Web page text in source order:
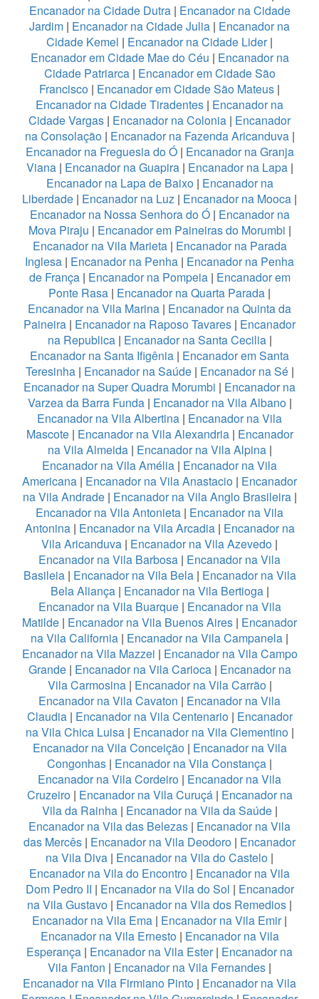
Encanador na Cidade Dutra | Encanador na Cidade
Jardim | Encanador na Cidade Julia | Encanador na
Cidade Kemel | Encanador na Cidade Lider|
Encanador em Cidade Mae do Céu | Encanador na
Cidade Patriarca| Encanador em Cidade São
Francisco | Encanador em Cidade São Mateus |
Encanador na Cidade Tiradentes | Encanador na
Cidade Vargas | Encanador na Colonia | Encanador
na Consolação | Encanador na Fazenda Aricanduva|
Encanador na Freguesia do Ó| Encanador na Granja
Viana| Encanador na Guapira| Encanador na Lapa|
Encanador na Lapa de Baixo | Encanador na
Liberdade | Encanador na Luz | Encanador na Mooca |
Encanador na Nossa Senhora do Ó| Encanador na
Mova Piraju | Encanador em Paineiras do Morumbi |
Encanador na Vila Marieta| Encanador na Parada
Inglesa | Encanador na Penha | Encanador na Penha
de França | Encanador na Pompeia| Encanador em
Ponte Rasa | Encanador na Quarta Parada |
Encanador na Vila Marina | Encanador na Quinta da
Paineira | Encanador na Raposo Tavares | Encanador
na Republica| Encanador na Santa Cecilia|
Encanador na Santa Ifigênia | Encanador em Santa
Teresinha| Encanador na Saúde| Encanador na Sé|
Encanador na Super Quadra Morumbi | Encanador na
Varzea da Barra Funda| Encanador na Vila Albano|
Encanador na Vila Albertina | Encanador na Vila
Mascote| Encanador na Vila Alexandria| Encanador
na Vila Almeida | Encanador na Vila Alpina |
Encanador na Vila Amélia | Encanador na Vila
Americana | Encanador na Vila Anastacio | Encanador
na Vila Andrade| Encanador na Vila Anglo Brasileira|
Encanador na Vila Antonieta | Encanador na Vila
Antonina| Encanador na Vila Arcadia | Encanador na
Vila Aricanduva | Encanador na Vila Azevedo |
Encanador na Vila Barbosa | Encanador na Vila
Basileia| Encanador na Vila Bela| Encanador na Vila
Bela Aliança| Encanador na Vila Bertioga|
Encanador na Vila Buarque| Encanador na Vila
Matilde | Encanador na Vila Buenos Aires | Encanador
na Vila California | Encanador na Vila Campanela |
Encanador na Vila Mazzei | Encanador na Vila Campo
Grande| Encanador na Vila Carioca| Encanador na
Vila Carmosina| Encanador na Vila Carrão|
Encanador na Vila Cavaton | Encanador na Vila
Claudia| Encanador na Vila Centenario| Encanador
na Vila Chica Luisa | Encanador na Vila Clementino|
Encanador na Vila Conceição| Encanador na Vila
Congonhas | Encanador na Vila Constança |
Encanador na Vila Cordeiro | Encanador na Vila
Cruzeiro | Encanador na Vila Curuçá | Encanador na
Vila da Rainha | Encanador na Vila da Saúde|
Encanador na Vila das Belezas | Encanador na Vila
das Mercês | Encanador na Vila Deodoro | Encanador
na Vila Diva | Encanador na Vila do Castelo |
Encanador na Vila do Encontro | Encanador na Vila
Dom Pedro II | Encanador na Vila do Sol | Encanador
na Vila Gustavo | Encanador na Vila dos Remedios |
Encanador na Vila Ema | Encanador na Vila Emir|
Encanador na Vila Ernesto| Encanador na Vila
Esperança | Encanador na Vila Ester| Encanador na
Vila Fanton | Encanador na Vila Fernandes |
Encanador na Vila Firmiano Pinto | Encanador na Vila